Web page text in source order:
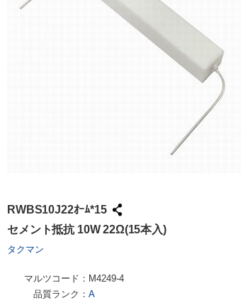
RWBS10J22ｵｰﾑ*15
セメント抵抗 10W 22Ω(15本入)
タクマン
マルツコード： M4249-4
品質ランク： A